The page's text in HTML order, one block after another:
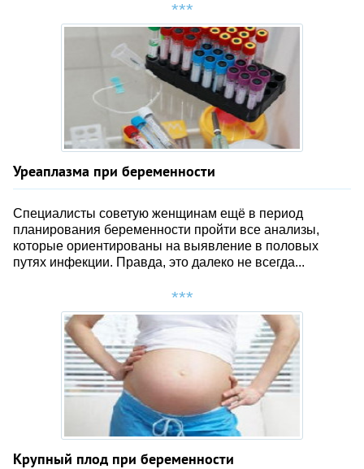
Уреаплазма при беременности
Специалисты советую женщинам ещё в период
планирования беременности пройти все анализы,
которые ориентированы на выявление в половых
путях инфекции. Правда, это далеко не всегда...
Крупный плод при беременности